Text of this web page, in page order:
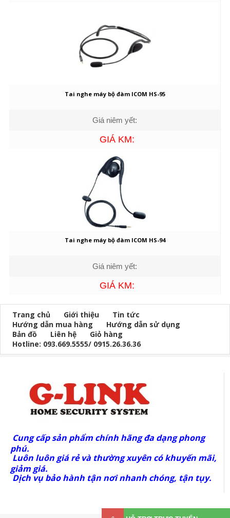
Tai nghe máy bộ đàm ICOM HS-95
Giá niêm yết:
GIÁ KM:
Tai nghe máy bộ đàm ICOM HS-94
Giá niêm yết:
GIÁ KM:
Trang chủ Giới thiệu
Tin tức
Hướng dẫn mua hàng
Hướng dẫn sử dụng
Bản đồ
Liên hệ
Giỏ hàng
Hotline: 093.669.5555/ 0915.26.36.36
Cung cấp sản phẩm chính hãng đa dạng phong
phú.
Luôn luôn giá rẻ và thường xuyên có khuyến mãi,
giảm giá.
Dịch vụ bảo hành tận nơi nhanh chóng, tận tụy.